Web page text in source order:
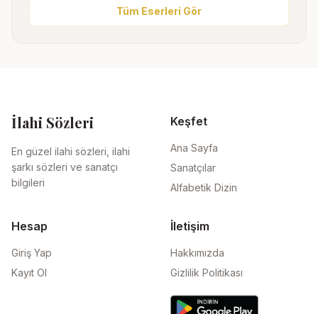
Tüm Eserleri Gör
İlahi Sözleri
En güzel ilahi sözleri, ilahi
şarkı sözleri ve sanatçı
bilgileri
Keşfet
Ana Sayfa
Sanatçılar
Alfabetik Dizin
Hesap
Giriş Yap
Kayıt Ol
İletişim
Hakkımızda
Gizlilik Politikası